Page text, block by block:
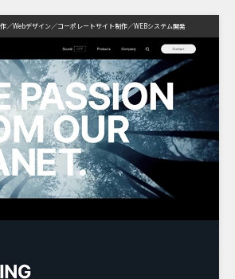
Webデザイン コーポレートサイト制作 WEBシステム開発